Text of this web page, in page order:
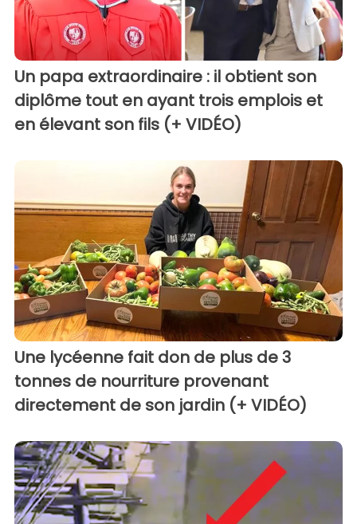
Un papa extraordinaire : il obtient son
diplôme tout en ayant trois emplois et
en élevant son fils (+ VIDÉO)
Une lycéenne fait don de plus de 3
tonnes de nourriture provenant
directement de son jardin (+ VIDÉO)